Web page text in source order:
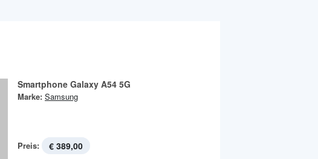
Smartphone Galaxy A54 5G
Marke: Samsung
Preis: € 389,00